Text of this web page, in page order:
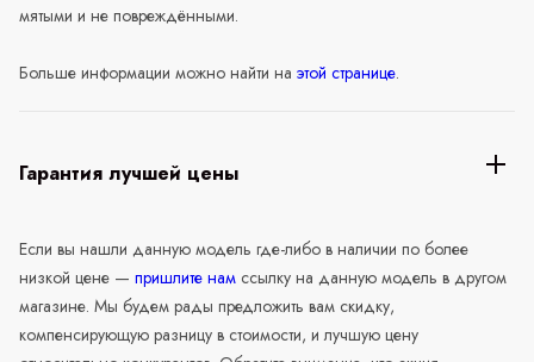
мятыми и не повреждёнными.
Больше информации можно найти на этой странице.
Гарантия лучшей цены
Если вы нашли данную модель где-либо в наличии по более
низкой цене — пришлите нам ссылку на данную модель в другом
магазине. Мы будем рады предложить вам скидку,
компенсирующую разницу в стоимости, и лучшую цену